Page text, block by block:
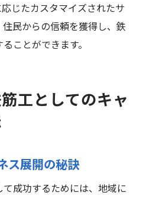
じたカスタマイズされたサ
民からの信頼を獲得し、鉄
ことができます。
工としてのキャ
ス展開の秘訣
成功するためには、地域に